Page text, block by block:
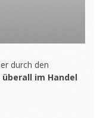
durch den
im Handel